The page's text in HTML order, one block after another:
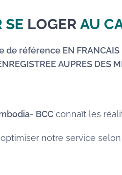
SE LOGERAU
de référence EN FRANCAIS
AUPRES DES
BCCconnaît les
notre service